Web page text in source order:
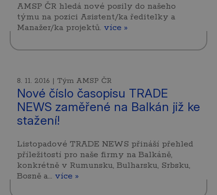
AMSP ČR hledá nové posily do našeho
týmu na pozici Asistent/ka ředitelky a
Manažer/ka projektů. více »
8. 11. 2016 | Tým AMSP ČR
Nové číslo časopisu TRADE
NEWS zaměřené na Balkán již ke
stažení!
Listopadové TRADE NEWS přináší přehled
příležitostí pro naše firmy na Balkáně,
konkrétně v Rumunsku, Bulharsku, Srbsku,
Bosně a… více »